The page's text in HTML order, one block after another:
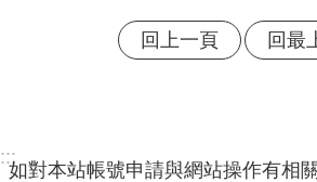
回上一頁 回最
:::
如對本站帳號申請與網站操作有相